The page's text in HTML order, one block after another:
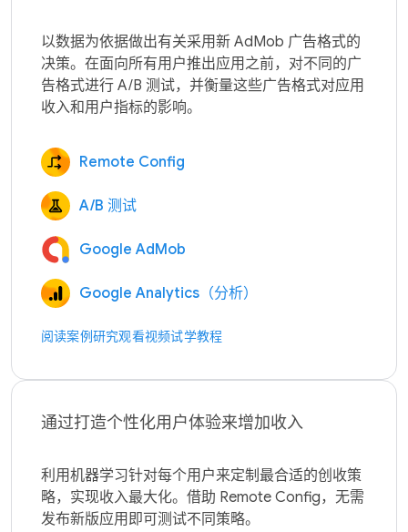
以数据为依据做出有关采用新 AdMob 广告格式的
决策。在面向所有用户推出应用之前，对不同的广
告格式进行 A/B 测试，并衡量这些广告格式对应用
Remote Config
A/B 测试
Google AdMob
Google Analytics（分析）
阅读案例研究观看视频试学教程
通过打造个性化用户体验来增加收入
利用机器学习针对每个用户来定制最合适的创收策
略，实现收入最大化。借助 Remote Config，无需